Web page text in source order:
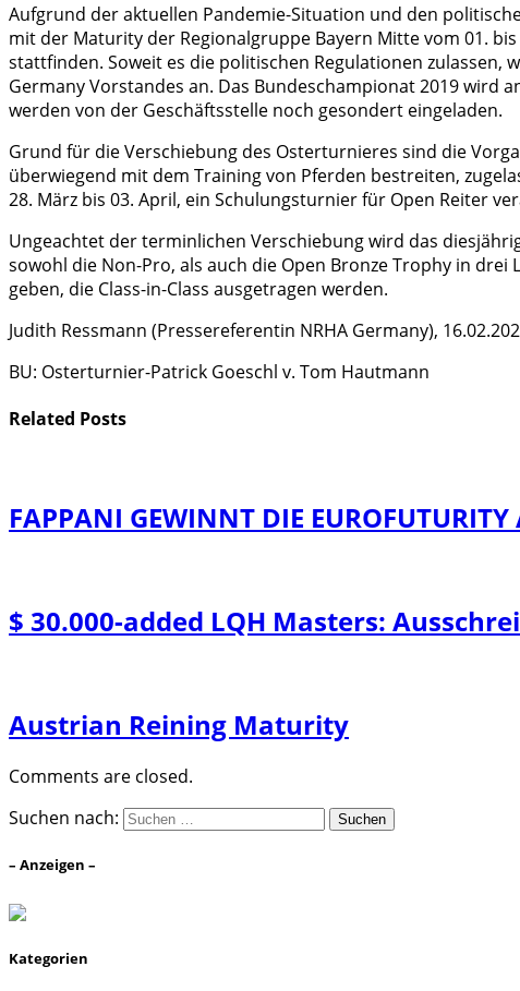
Aufgrund der aktuellen Pandemie-Situation und den
mit der Maturity der Regionalgruppe Bayern Mitte vom 01.
stattfinden. Soweit es die politischen Regulationen zulassen,
Germany Vorstandes an. Das Bundeschampionat 2019 wird
werden von der Geschäftsstelle noch gesondert eingeladen.
Grund für die Verschiebung des Osterturnieres sind die
überwiegend mit dem Training von Pferden bestreiten,
28. März bis 03. April, ein Schulungsturnier für Open Reiter
Ungeachtet der terminlichen Verschiebung wird das
sowohl die Non-Pro, als auch die Open Bronze Trophy in
geben, die Class-in-Class ausgetragen werden.
Judith Ressmann (Pressereferentin NRHA Germany),
BU: Osterturnier-Patrick Goeschl v. Tom Hautmann
Related Posts
FAPPANI GEWINNT DIE
$ 30.000-added LQH Masters:
Austrian Reining Maturity
Comments are closed.
Suchen nach:
– Anzeigen –
Kategorien